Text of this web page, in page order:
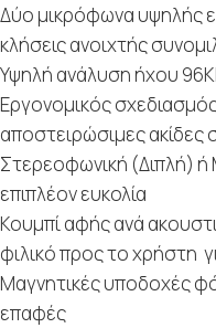
Δύο μικρόφωνα υψηλής
κλήσεις ανοιχτής
Υψηλή ανάλυση ήχου
Εργονομικός
αποστειρώσιμες ακίδες
Στερεοφωνική (Διπλή) ή
επιπλέον ευκολία
Κουμπί αφής ανά
φιλικό προς το χρήστη
Μαγνητικές υποδοχές
επαφές